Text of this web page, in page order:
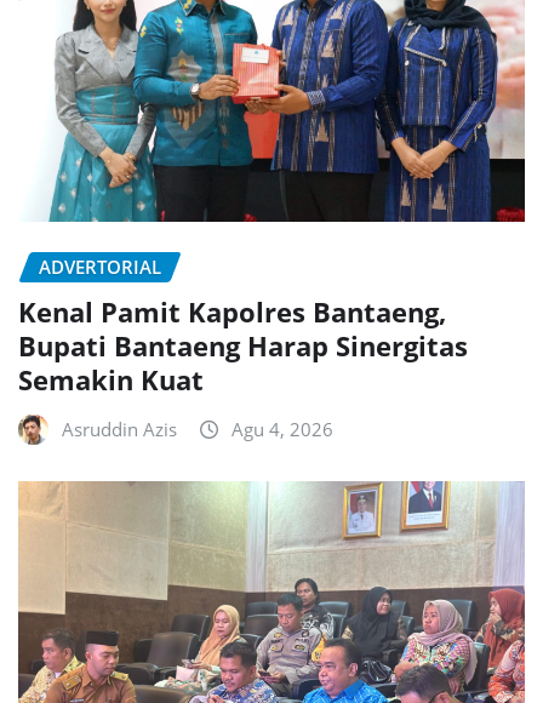
ADVERTORIAL
Kenal Pamit Kapolres Bantaeng,
Bupati Bantaeng Harap Sinergitas
Semakin Kuat
Asruddin Azis Agu 4, 2026